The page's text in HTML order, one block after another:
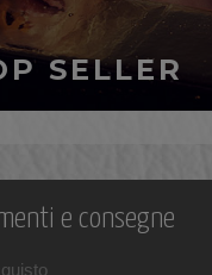
SELLER
e consegne